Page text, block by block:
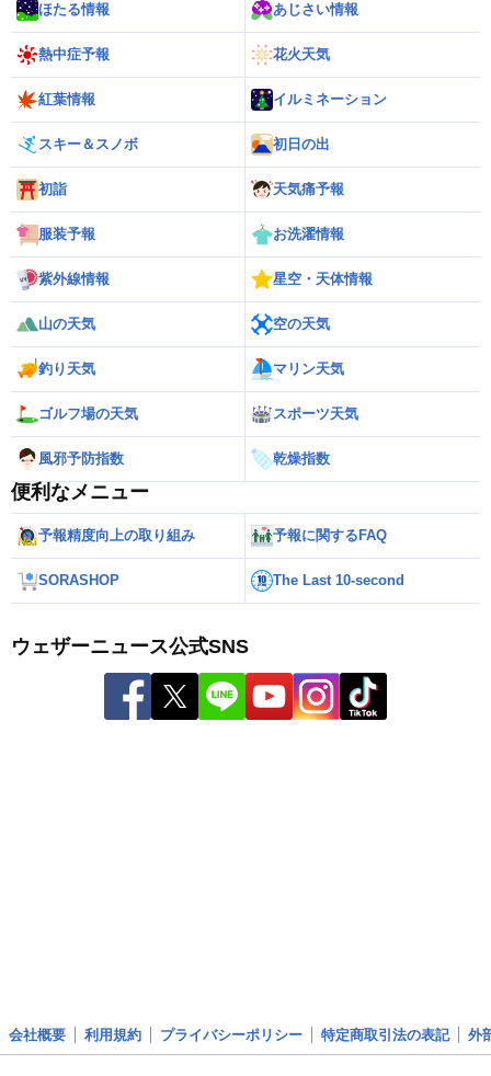
ほたる情報 あじさい情報
熱中症予報 花火天気
紅葉情報 イルミネーション
スキー＆スノボ 初日の出
初詣 天気痛予報
服装予報 お洗濯情報
紫外線情報 星空・天体情報
山の天気 空の天気
釣り天気 マリン天気
ゴルフ場の天気 スポーツ天気
風邪予防指数 乾燥指数
便利なメニュー
予報精度向上の取り組み 予報に関するFAQ
SORASHOP The Last 10-second
ウェザーニュース公式SNS
会社概要 利用規約 プライバシーポリシー 特定商取引法の表記 外